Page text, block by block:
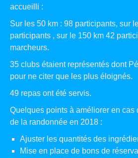
accueilli :
Sur les 50 km : 98 participants, sur
participants , sur le 150 km 42
marcheurs.
35 clubs étaient représentés dont
pour ne citer que les plus éloignés.
49 repas ont été servis.
Quelques points à améliorer en cas
de la randonnée en 2018 :
Ajuster les quantités des
Mise en place de bons de